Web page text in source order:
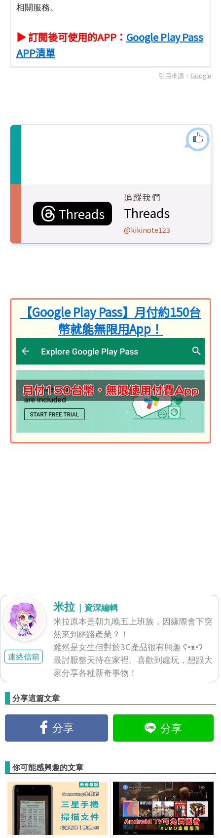
相關服務。
▶ 訂閱後可使用的APP： Google Play Pass
APP清單
引用來源： Google
Threads
追蹤我們
Threads
@kikinote123
【Google Play Pass】月付約150台
幣就能無限用App！
連絡信箱
米拉 | 資深編輯
米拉原本是朝九晚五上班族，因緣際會下突
然來到網路產業？！
雖然是女生但對於3C產品很有興趣 ʕ•ᴥ•ʔ
最討厭整天待在家裡、喜歡到處玩，想跟大
家分享各種新奇事物！
分享這篇文章
分享 分享
你可能感興趣的文章